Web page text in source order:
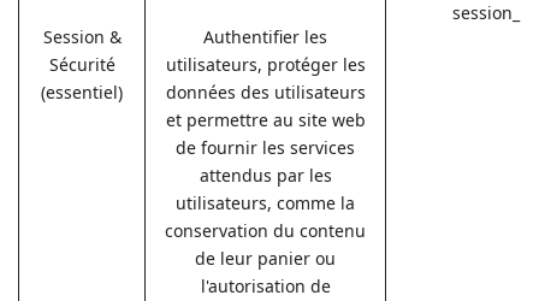
Session &
Sécurité
(essentiel)
Authentifier les
utilisateurs, protéger les
données des utilisateurs
et permettre au site web
de fournir les services
attendus par les
utilisateurs, comme la
conservation du contenu
de leur panier ou
l'autorisation de